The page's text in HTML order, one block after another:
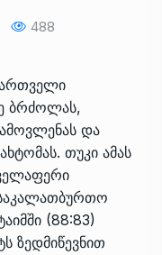
488
ბრძოლას,
და
თუკი ამას
(88:83)
ზედმიწევნით